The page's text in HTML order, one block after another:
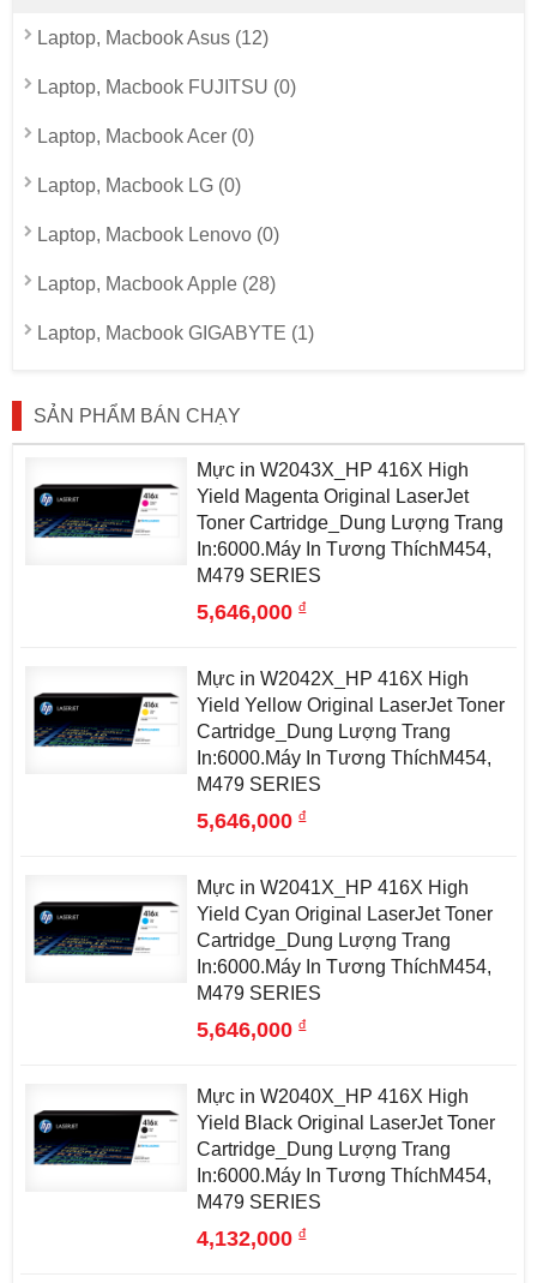
Laptop, Macbook Asus (12)
Laptop, Macbook FUJITSU (0)
Laptop, Macbook Acer (0)
Laptop, Macbook LG (0)
Laptop, Macbook Lenovo (0)
Laptop, Macbook Apple (28)
Laptop, Macbook GIGABYTE (1)
SẢN PHẨM BÁN CHẠY
Mực in W2043X_HP 416X High
Yield Magenta Original LaserJet
Toner Cartridge_Dung Lượng Trang
In:6000.Máy In Tương ThíchM454,
M479 SERIES
5,646,000đ
Mực in W2042X_HP 416X High
Yield Yellow Original LaserJet Toner
Cartridge_Dung Lượng Trang
In:6000.Máy In Tương ThíchM454,
M479 SERIES
5,646,000đ
Mực in W2041X_HP 416X High
Yield Cyan Original LaserJet Toner
Cartridge_Dung Lượng Trang
In:6000.Máy In Tương ThíchM454,
M479 SERIES
5,646,000đ
Mực in W2040X_HP 416X High
Yield Black Original LaserJet Toner
Cartridge_Dung Lượng Trang
In:6000.Máy In Tương ThíchM454,
M479 SERIES
4,132,000đ